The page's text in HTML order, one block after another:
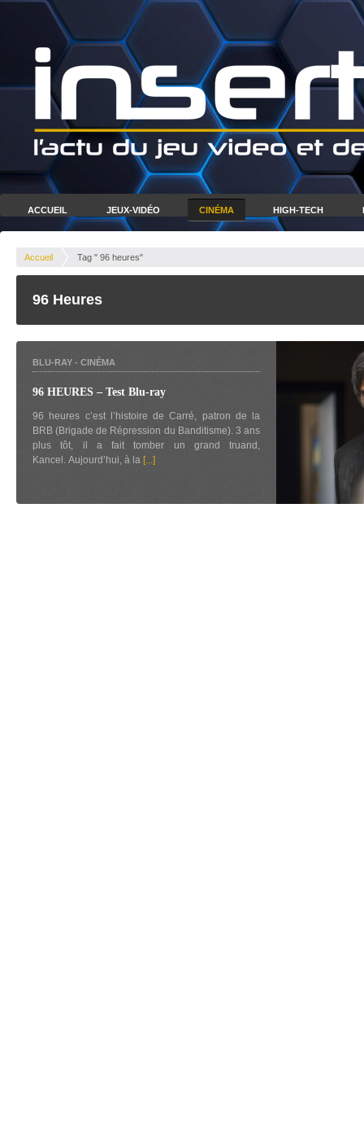
ACCUEIL JEUX-VIDÉO CINÉMA HIGH-TECH
Accueil Tag " 96 heures"
96 Heures
BLU-RAY - CINÉMA
96 HEURES – Test Blu-ray
96 heures c’est l’histoire de Carré, patron de la
BRB (Brigade de Répression du Banditisme). 3 ans
plus tôt, il a fait tomber un grand truand,
Kancel. Aujourd’hui, à la [...]